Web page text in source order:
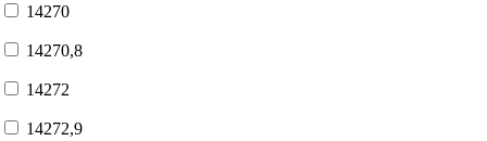
14270
14270,8
14272
14272,9